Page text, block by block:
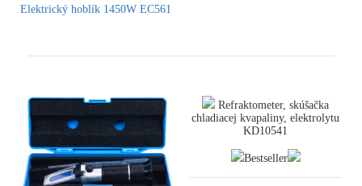
Elektrický hoblík 1450W EC561
Refraktometer, skúšačka
chladiacej kvapaliny, elektrolytu
KD10541
Bestseller